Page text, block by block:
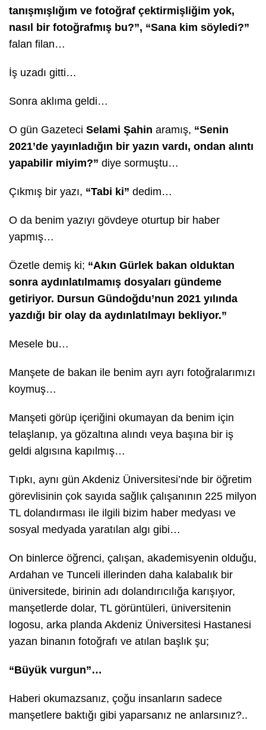
tanışmışlığım ve fotoğraf çektirmişliğim yok,
nasıl bir fotoğrafmış bu?”, “Sana kim söyledi?”
falan filan…
İş uzadı gitti…
Sonra aklıma geldi…
O gün Gazeteci Selami Şahin aramış, “Senin
2021’de yayınladığın bir yazın vardı, ondan alıntı
yapabilir miyim?” diye sormuştu…
Çıkmış bir yazı, “Tabi ki” dedim…
O da benim yazıyı gövdeye oturtup bir haber
yapmış…
Özetle demiş ki; “Akın Gürlek bakan olduktan
sonra aydınlatılmamış dosyaları gündeme
getiriyor. Dursun Gündoğdu’nun 2021 yılında
yazdığı bir olay da aydınlatılmayı bekliyor.”
Mesele bu…
Manşete de bakan ile benim ayrı ayrı fotoğralarımızı
koymuş…
Manşeti görüp içeriğini okumayan da benim için
telaşlanıp, ya gözaltına alındı veya başına bir iş
geldi algısına kapılmış…
Tıpkı, aynı gün Akdeniz Üniversitesi’nde bir öğretim
görevlisinin çok sayıda sağlık çalışanının 225 milyon
TL dolandırması ile ilgili bizim haber medyası ve
sosyal medyada yaratılan algı gibi…
On binlerce öğrenci, çalışan, akademisyenin olduğu,
Ardahan ve Tunceli illerinden daha kalabalık bir
üniversitede, birinin adı dolandırıcılığa karışıyor,
manşetlerde dolar, TL görüntüleri, üniversitenin
logosu, arka planda Akdeniz Üniversitesi Hastanesi
yazan binanın fotoğrafı ve atılan başlık şu;
“Büyük vurgun”…
Haberi okumazsanız, çoğu insanların sadece
manşetlere baktığı gibi yaparsanız ne anlarsınız?..